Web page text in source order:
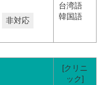
非対応
台湾語
韓国語
[クリニ
ック]